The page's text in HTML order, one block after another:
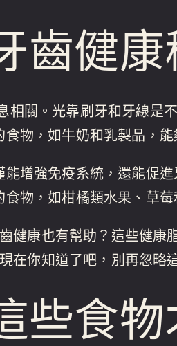
齒健
相關。光靠刷牙和牙線是
物，如牛奶和乳製品，
增強免疫系統，還能促
物，如柑橘類水果、草莓
健康也有幫助？這些健
在你知道了吧，別再忽略
些食